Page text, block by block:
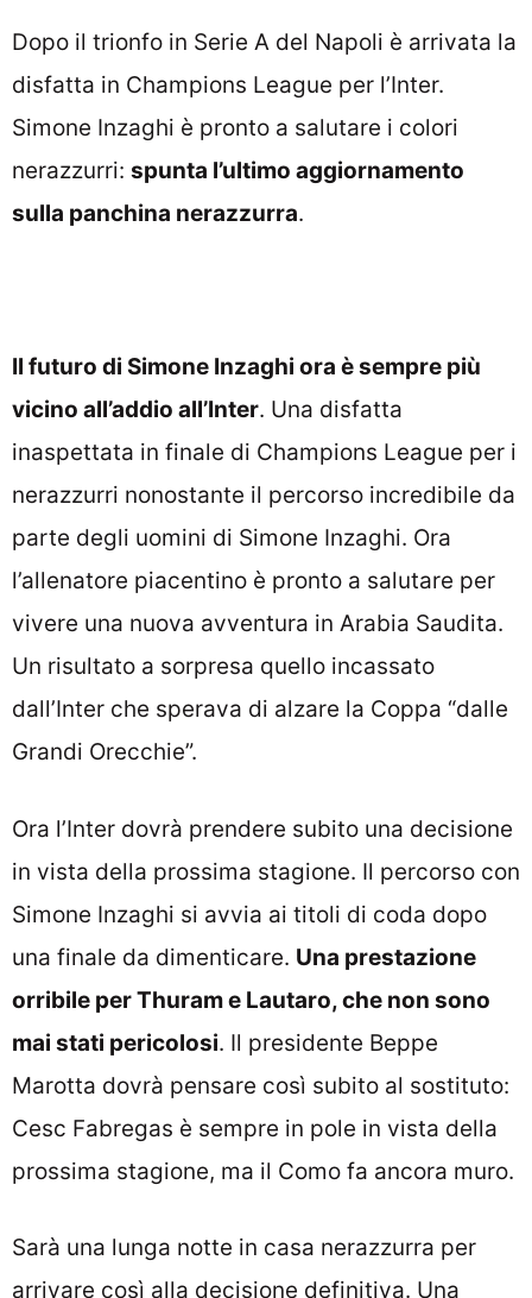
Dopo il trionfo in Serie A del Napoli è arrivata la
disfatta in Champions League per l’Inter.
Simone Inzaghi è pronto a salutare i colori
nerazzurri: spunta l’ultimo aggiornamento
sulla panchina nerazzurra.
Il futuro di Simone Inzaghi ora è sempre più
vicino all’addio all’Inter. Una disfatta
inaspettata in finale di Champions League per i
nerazzurri nonostante il percorso incredibile da
parte degli uomini di Simone Inzaghi. Ora
l’allenatore piacentino è pronto a salutare per
vivere una nuova avventura in Arabia Saudita.
Un risultato a sorpresa quello incassato
dall’Inter che sperava di alzare la Coppa “dalle
Grandi Orecchie”.
Ora l’Inter dovrà prendere subito una decisione
in vista della prossima stagione. Il percorso con
Simone Inzaghi si avvia ai titoli di coda dopo
una finale da dimenticare. Una prestazione
orribile per Thuram e Lautaro, che non sono
mai stati pericolosi. Il presidente Beppe
Marotta dovrà pensare così subito al sostituto:
Cesc Fabregas è sempre in pole in vista della
prossima stagione, ma il Como fa ancora muro.
Sarà una lunga notte in casa nerazzurra per
arrivare così alla decisione definitiva. Una